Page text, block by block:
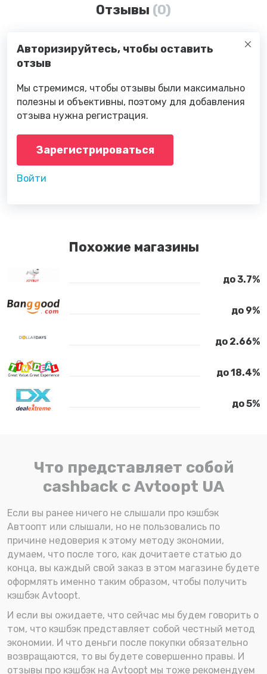
Отзывы (0)
Авторизируйтесь, чтобы оставить
отзыв
Мы стремимся, чтобы отзывы были максимально
полезны и объективны, поэтому для добавления
отзыва нужна регистрация.
Зарегистрироваться
Войти
Похожие магазины
до 3.7%
до 9%
до 2.66%
до 18.4%
до 5%
Что представляет собой
cashback с Avtoopt UA
Если вы ранее ничего не слышали про кэшбэк
Автоопт или слышали, но не пользовались по
причине недоверия к этому методу экономии,
думаем, что после того, как дочитаете статью до
конца, вы каждый свой заказ в этом магазине будете
оформлять именно таким образом, чтобы получить
кэшбэк Avtoopt.
И если вы ожидаете, что сейчас мы будем говорить о
том, что кэшбэк представляет собой честный метод
экономии. И что деньги после покупки обязательно
возвращаются, то вы будете совершенно правы. И
отзывы про кэшбэк на Avtoopt мы тоже рекомендуем